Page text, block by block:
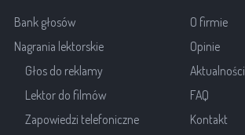
Bank głosów
Nagrania lektorskie
Głos do reklamy
Lektor do filmów
Zapowiedzi telefoniczne
O firmie
Opinie
Aktualności
FAQ
Kontakt